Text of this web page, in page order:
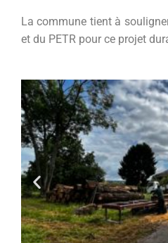
La commune tient à
et du PETR pour ce projet